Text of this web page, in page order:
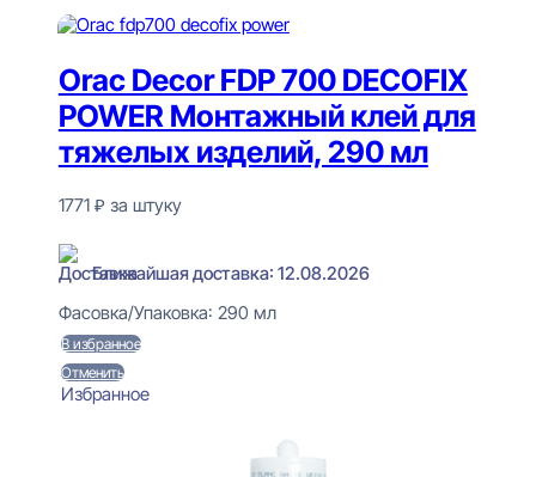
Orac Decor FDP 700 DECOFIX
POWER Монтажный клей для
тяжелых изделий, 290 мл
1771 ₽ за штуку
Ближайшая доставка: 12.08.2026
Фасовка/Упаковка: 290 мл
В избранное
Отменить
Избранное